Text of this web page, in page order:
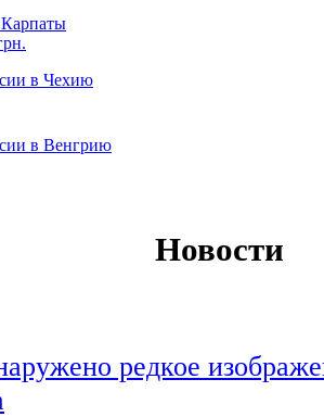
в Чехию
в Венгрию
Новости
редкое